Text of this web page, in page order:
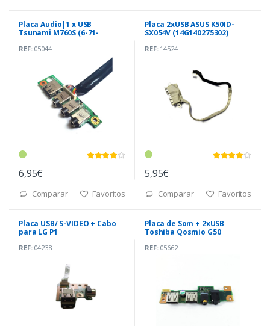
Placa Audio|1 x USB
Tsunami M760S (6-71-
REF:05044
6,95€
Comparar Favoritos
Placa 2xUSB ASUS K50ID-
SX054V (14G140275302)
REF:14524
5,95€
Comparar Favoritos
Placa USB/ S-VIDEO + Cabo
para LG P1
REF:04238
Placa de Som + 2xUSB
Toshiba Qosmio G50
REF:05662